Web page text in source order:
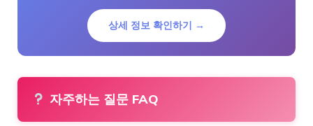
상세 정보 확인하기 →
자주하는 질문 FAQ